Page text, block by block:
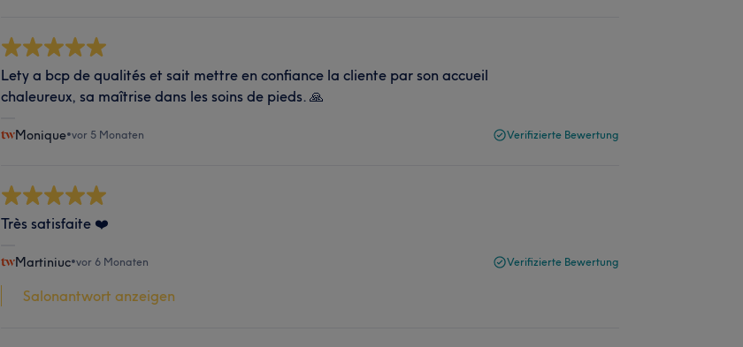
Lety a bcp de qualités et sait mettre en confiance la cliente par son accueil
chaleureux, sa maîtrise dans les soins de pieds. 🙏
Monique•vor 5 Monaten Verifizierte Bewertung
Très satisfaite ❤️
Martiniuc•vor 6 Monaten Verifizierte Bewertung
Salonantwort anzeigen